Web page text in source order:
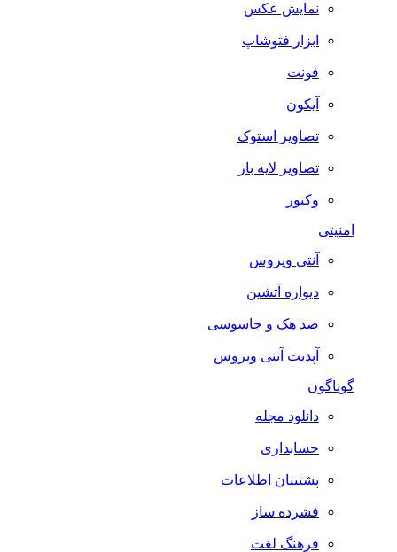
نمایش عکس
ابزار فتوشاپ
فونت
آیکون
تصاویر استوک
تصاویر لایه باز
وکتور
امنیتی
آنتی ویروس
دیواره آتشین
ضد هک و جاسوسی
آپدیت آنتی ویروس
گوناگون
دانلود مجله
حسابداری
پشتیبان اطلاعات
فشرده ساز
فرهنگ لغت